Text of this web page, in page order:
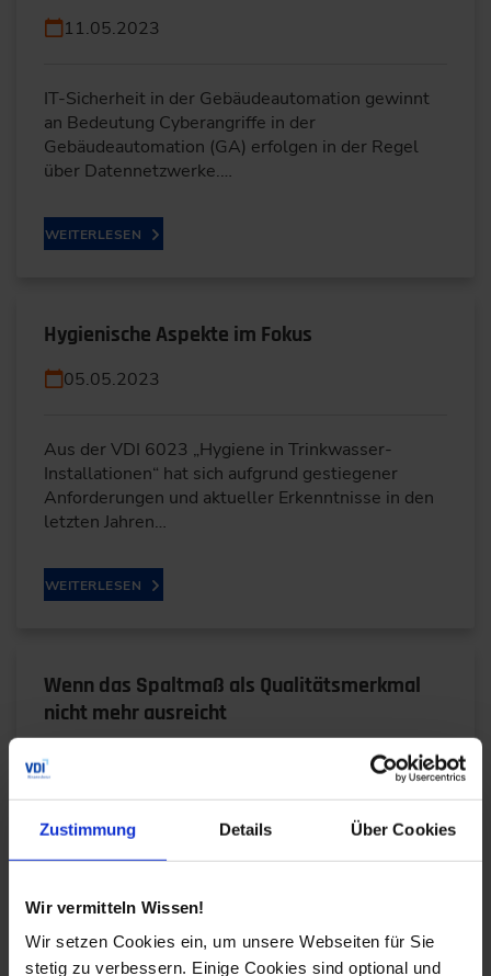
Zustimmung Details Über Cookies
Wir vermitteln Wissen!
Wir setzen Cookies ein, um unsere Webseiten für Sie
stetig zu verbessern. Einige Cookies sind optional und
11.05.2023
IT-Sicherheit in der Gebäudeautomation gewinnt
an Bedeutung Cyberangriffe in der
Gebäudeautomation (GA) erfolgen in der Regel
über Datennetzwerke.…
WEITERLESEN
Hygienische Aspekte im Fokus
05.05.2023
Aus der VDI 6023 „Hygiene in Trinkwasser-
Installationen“ hat sich aufgrund gestiegener
Anforderungen und aktueller Erkenntnisse in den
letzten Jahren…
WEITERLESEN
Wenn das Spaltmaß als Qualitätsmerkmal
nicht mehr ausreicht
Im Interview erklärt Anja Hendel,
Unternehmen bedeutet.
WEITERLESEN